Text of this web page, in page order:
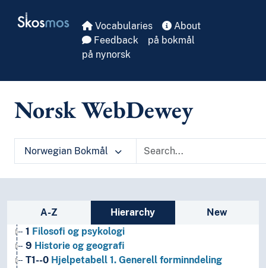
Skosmos Vocabularies
About
Feedback
på bokmål
på nynorsk
Norsk WebDewey
Norwegian Bokmål
Sidebar listing: list and traverse
A-Z Hierarchy
New
1 Filosofi og psykologi
9 Historie og geografi
T1--0 Hjelpetabell 1. Generell forminndeling